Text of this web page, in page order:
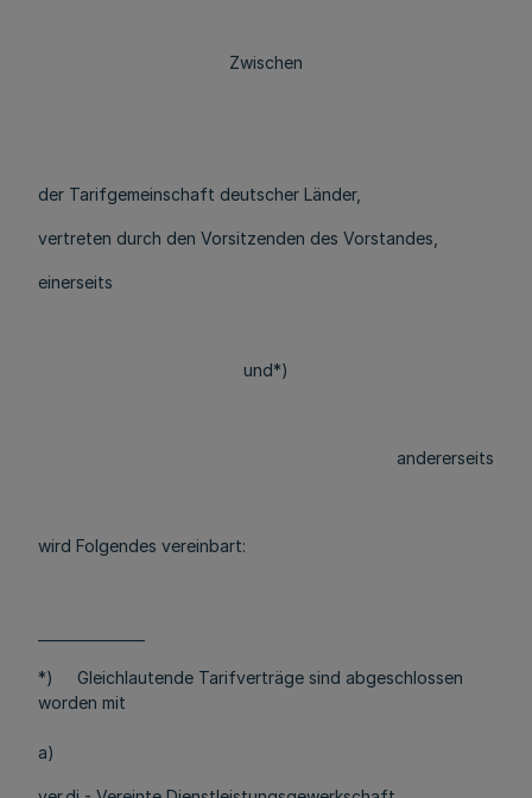
Zwischen
der Tarifgemeinschaft deutscher Länder,
vertreten durch den Vorsitzenden des Vorstandes,
einerseits
und*)
andererseits
wird Folgendes vereinbart:
*) Gleichlautende Tarifverträge sind abgeschlossen
worden mit
a)